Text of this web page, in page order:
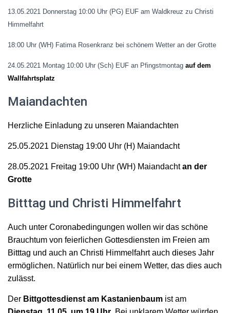
13.05.2021 Donnerstag 10:00 Uhr (PG) EUF am Waldkreuz zu Christi
Himmelfahrt
18:00 Uhr (WH) Fatima Rosenkranz bei schönem Wetter an der Grotte
24.05.2021 Montag 10:00 Uhr (Sch) EUF an Pfingstmontag auf dem
Wallfahrtsplatz
Maiandachten
Herzliche Einladung zu unseren Maiandachten
25.05.2021 Dienstag 19:00 Uhr (H) Maiandacht
28.05.2021 Freitag 19:00 Uhr (WH) Maiandachtan der
Grotte
Bitttag und Christi Himmelfahrt
Auch unter Coronabedingungen wollen wir das schöne
Brauchtum von feierlichen Gottesdiensten im Freien am
Bitttag und auch an Christi Himmelfahrt auch dieses Jahr
ermöglichen. Natürlich nur bei einem Wetter, das dies auch
zulässt.
Der Bittgottesdienst am Kastanienbaum ist am